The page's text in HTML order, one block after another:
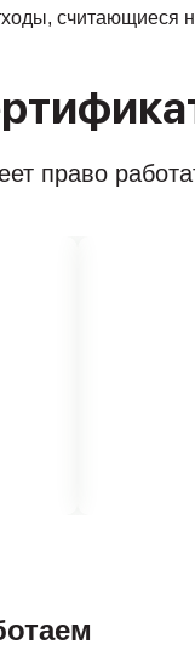
считающиеся
право